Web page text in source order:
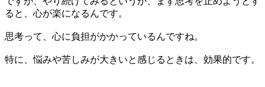
ると、心が楽になるんです。
思考って、心に負担がかかっているんですね。
特に、悩みや苦しみが大きいと感じるときは、効果的です。